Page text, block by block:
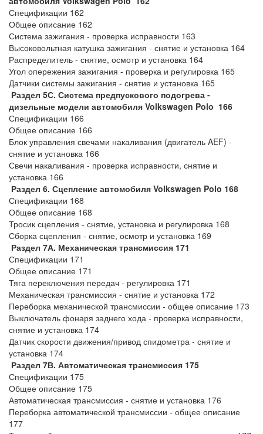
Спецификации 162
Общее описание 162
Система зажигания - проверка исправности 163
Высоковольтная катушка зажигания - снятие и установка 164
Распределитель - снятие, осмотр и установка 164
Угол опережения зажигания - проверка и регулировка 165
Датчики системы зажигания - снятие и установка 165
Раздел 5С. Система предпускового подогрева -
дизельные модели автомобиля Volkswagen Polo 166
Спецификации 166
Общее описание 166
Блок управления свечами накаливания (двигатель AEF) -
снятие и установка 166
Свечи накаливания - проверка исправности, снятие и
установка 166
Раздел 6. Сцепление автомобиля Volkswagen Polo 168
Спецификации 168
Общее описание 168
Тросик сцепления - снятие, установка и регулировка 168
Сборка сцепления - снятие, осмотр и установка 169
Раздел 7А. Механическая трансмиссия 171
Спецификации 171
Общее описание 171
Тяга переключения передач - регулировка 171
Механическая трансмиссия - снятие и установка 172
Переборка механической трансмиссии - общее описание 173
Выключатель фонаря заднего хода - проверка исправности,
снятие и установка 174
Датчик скорости движения/привод спидометра - снятие и
установка 174
Раздел 7В. Автоматическая трансмиссия 175
Спецификации 175
Общее описание 175
Автоматическая трансмиссия - снятие и установка 176
Переборка автоматической трансмиссии - общее описание
177